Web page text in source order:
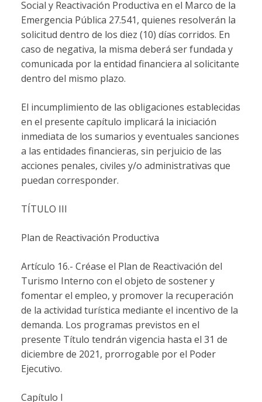
Social y Reactivación Productiva en el Marco de la
Emergencia Pública 27.541, quienes resolverán la
solicitud dentro de los diez (10) días corridos. En
caso de negativa, la misma deberá ser fundada y
comunicada por la entidad financiera al solicitante
dentro del mismo plazo.
El incumplimiento de las obligaciones establecidas
en el presente capítulo implicará la iniciación
inmediata de los sumarios y eventuales sanciones
a las entidades financieras, sin perjuicio de las
acciones penales, civiles y/o administrativas que
puedan corresponder.
TÍTULO III
Plan de Reactivación Productiva
Artículo 16.- Créase el Plan de Reactivación del
Turismo Interno con el objeto de sostener y
fomentar el empleo, y promover la recuperación
de la actividad turística mediante el incentivo de la
demanda. Los programas previstos en el
presente Título tendrán vigencia hasta el 31 de
diciembre de 2021, prorrogable por el Poder
Ejecutivo.
Capítulo I